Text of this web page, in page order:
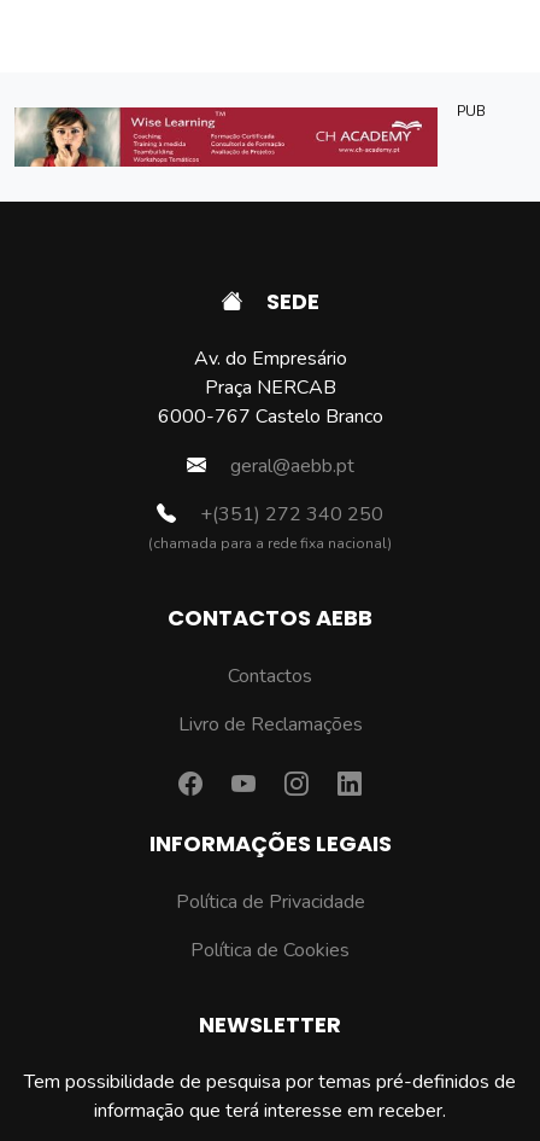
PUB
SEDE
Av. do Empresário
Praça NERCAB
6000-767 Castelo Branco
geral@aebb.pt
+(351) 272 340 250
(chamada para a rede fixa nacional)
CONTACTOS AEBB
Contactos
Livro de Reclamações
INFORMAÇÕES LEGAIS
Política de Privacidade
Política de Cookies
NEWSLETTER
Tem possibilidade de pesquisa por temas pré-definidos de
informação que terá interesse em receber.